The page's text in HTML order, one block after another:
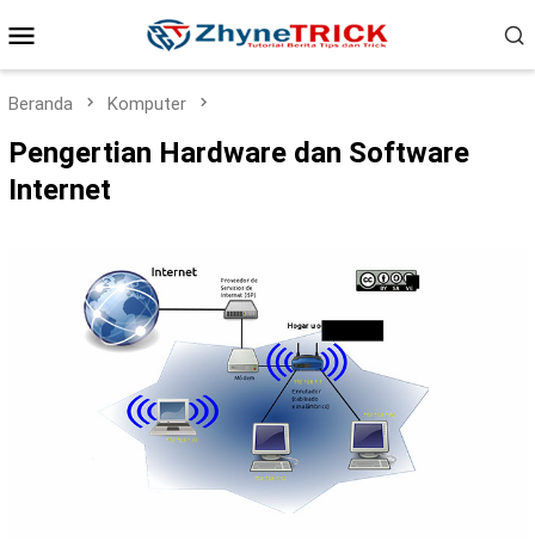
ke
Mobile
Beranda Komputer
Pengertian Hardware dan Software
Internet